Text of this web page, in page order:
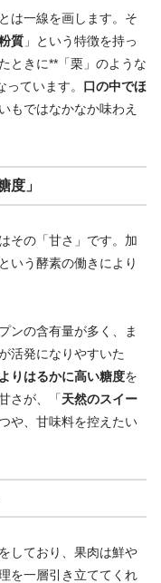
は一線を画します。そ
質 」という特徴を持っ
ときに**「栗」のような
ています。 口の中でほ
もではなかなか味わえ
度」
その「甘さ」です。加
いう酵素の働きにより
ンの含有量が多く、ま
活発になりやすいた
りはるかに高い糖度を
さが、「天然のスイー
や、甘味料を控えたい
しており、果肉は鮮や
を一層引き立ててくれ